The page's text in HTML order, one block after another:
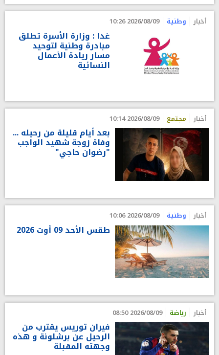
أخبار وطنية 2026/08/09 10:26
غدا : وزارة الأسرة تطلق
مبادرة وطنية لتوحيد
مسار ريادة الأعمال
النسائية
أخبار مجتمع 2026/08/09 10:14
بعد أيام قليلة من رحيله ...
وفاة زوجة شهيد الواجب
"رضوان حاجي"
أخبار وطنية 2026/08/09 10:06
طقس الأحد 09 أوت 2026
أخبار رياضة 2026/08/09 08:50
فيران توريس يقترب من
الرحيل عن برشلونة و هذه
وجهته المقبلة